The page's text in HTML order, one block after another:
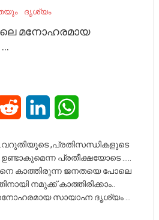
ദൃശ്യം
മനോഹരമായ
Reddit LinkedIn
,പ്രതിസന്ധികളുടെ
പ്രതീക്ഷയോടെ …..
കാത്തിരുന്ന ജനതയെ പോലെ
നമുക്ക് കാത്തിരിക്കാം..
സായാഹ്ന ദൃശ്യം …